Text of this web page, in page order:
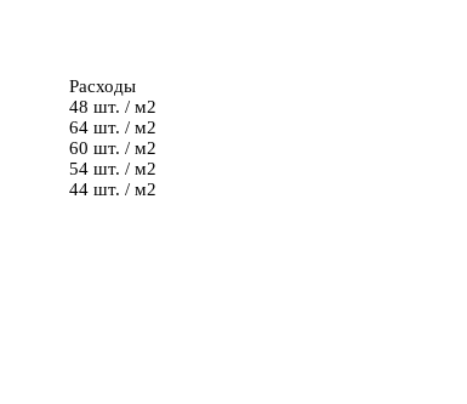
Расходы
48 шт. / м2
64 шт. / м2
60 шт. / м2
54 шт. / м2
44 шт. / м2